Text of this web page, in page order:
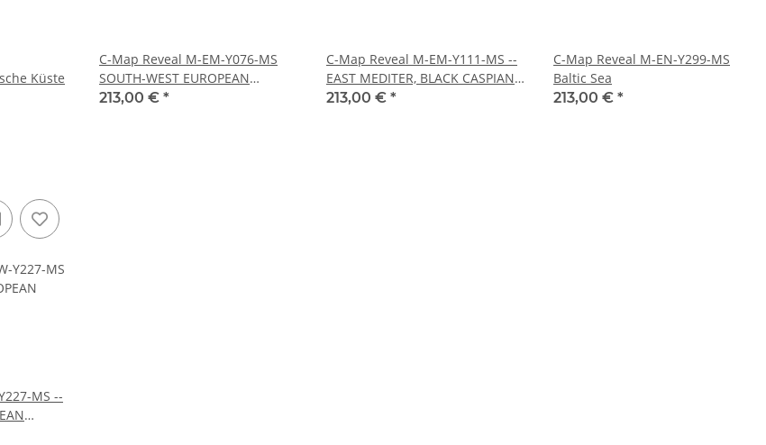
Küste
C-Map Reveal M-EM-Y076-MS
SOUTH-WEST EUROPEAN
COASTS
213,00 € *
C-Map Reveal M-EM-Y111-MS --
EAST MEDITER, BLACK CASPIAN
SEAS
213,00 € *
C-Map Reveal M-EN-Y299-MS
Baltic Sea
213,00 € *
MS --